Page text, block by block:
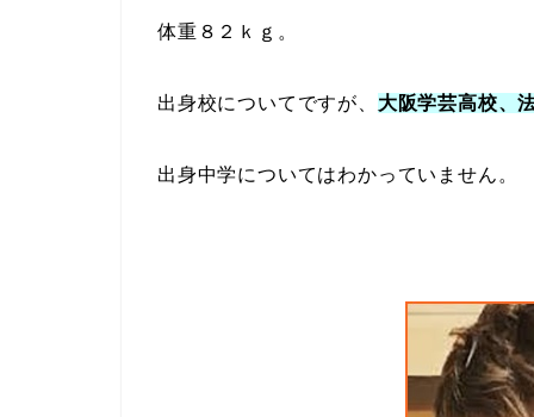
体重８２ｋｇ。
出身校についてですが、 大阪学芸高校、
出身中学についてはわかっていません。